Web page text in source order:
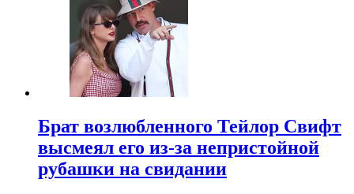
Брат возлюбленного Тейлор Свифт
высмеял его из-за непристойной
рубашки на свидании